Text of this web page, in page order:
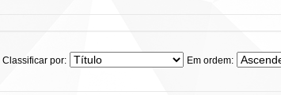
Classificar por: Em ordem: